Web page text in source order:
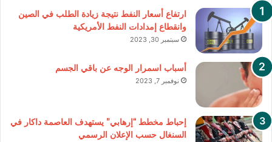
ارتفاع أسعار النفط نتيجة زيادة الطلب في الصين
وانقطاع إمدادات النفط الأمريكية
سبتمبر 30, 2023
أسباب اسمرار الوجه عن باقي الجسم
نوفمبر 7, 2023
إحباط مخطط “إرهابي” يستهدف العاصمة داكار في
السنغال حسب الإعلان الرسمي